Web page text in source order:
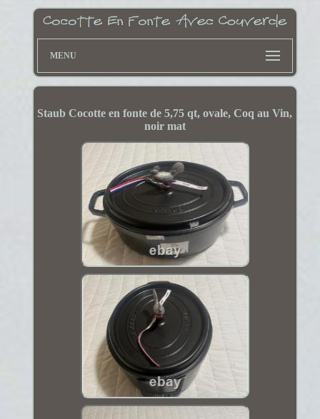
MENU
Staub Cocotte en fonte de 5,75 qt, ovale, Coq au Vin,
noir mat